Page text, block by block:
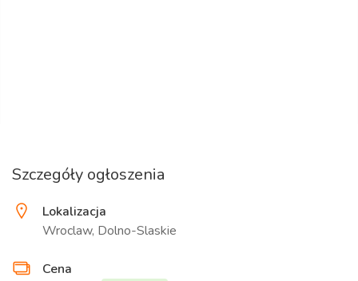
Szczegóły ogłoszenia
Lokalizacja
Wroclaw, Dolno-Slaskie
Cena